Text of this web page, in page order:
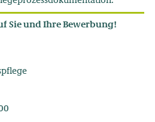
Sie und Ihre Bewerbung!